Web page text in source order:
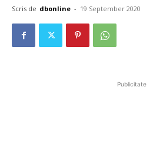
Scris de dbonline - 19 September 2020
Publicitate